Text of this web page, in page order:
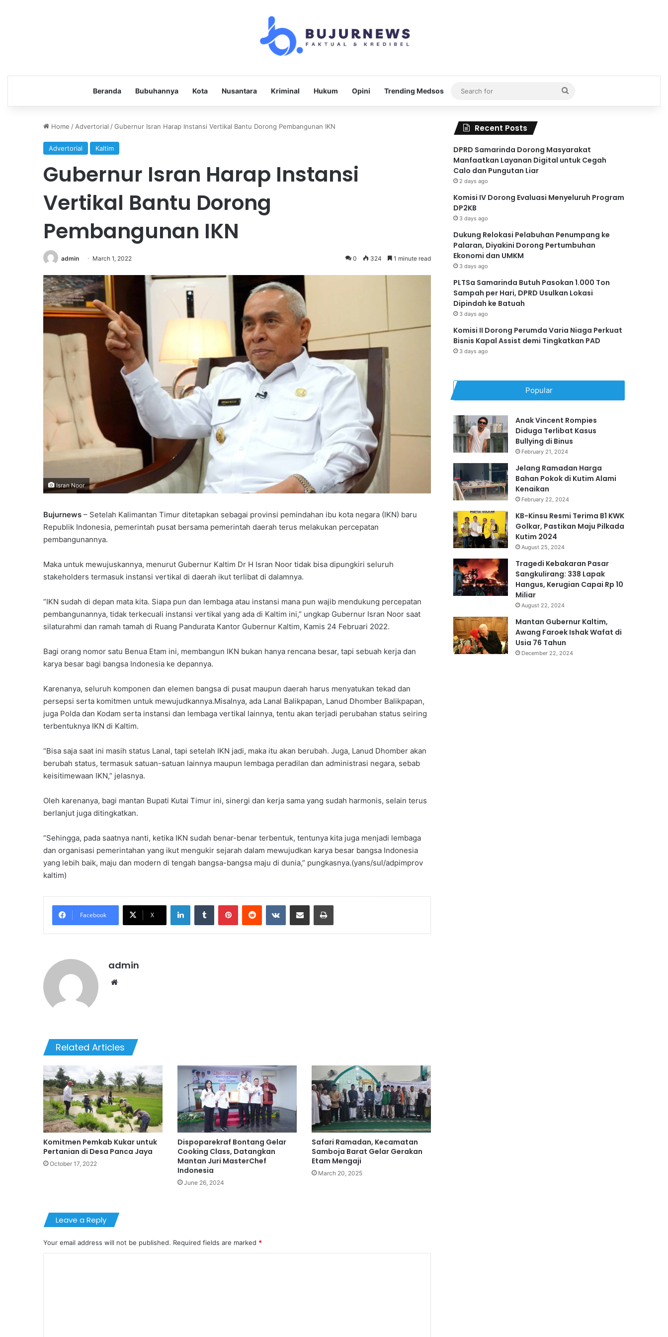
Beranda Bubuhannya Kota Nusantara Kriminal Hukum Opini Trending Medsos
Search
for
Home / Advertorial /Gubernur Isran Harap Instansi Vertikal Bantu Dorong Pembangunan IKN
Advertorial Kaltim
Gubernur Isran Harap Instansi
Vertikal Bantu Dorong
Pembangunan IKN
admin March 1, 2022 0 324 1 minute read
Isran Noor
Bujurnews – Setelah Kalimantan Timur ditetapkan sebagai provinsi pemindahan ibu kota negara (IKN) baru
Republik Indonesia, pemerintah pusat bersama pemerintah daerah terus melakukan percepatan
pembangunannya.
Maka untuk mewujuskannya, menurut Gubernur Kaltim Dr H Isran Noor tidak bisa dipungkiri seluruh
stakeholders termasuk instansi vertikal di daerah ikut terlibat di dalamnya.
“IKN sudah di depan mata kita. Siapa pun dan lembaga atau instansi mana pun wajib mendukung percepatan
pembangunannya, tidak terkecuali instansi vertikal yang ada di Kaltim ini,” ungkap Gubernur Isran Noor saat
silaturahmi dan ramah tamah di Ruang Pandurata Kantor Gubernur Kaltim, Kamis 24 Februari 2022.
Bagi orang nomor satu Benua Etam ini, membangun IKN bukan hanya rencana besar, tapi sebuah kerja dan
karya besar bagi bangsa Indonesia ke depannya.
Karenanya, seluruh komponen dan elemen bangsa di pusat maupun daerah harus menyatukan tekad dan
persepsi serta komitmen untuk mewujudkannya.Misalnya, ada Lanal Balikpapan, Lanud Dhomber Balikpapan,
juga Polda dan Kodam serta instansi dan lembaga vertikal lainnya, tentu akan terjadi perubahan status seiring
terbentuknya IKN di Kaltim.
“Bisa saja saat ini masih status Lanal, tapi setelah IKN jadi, maka itu akan berubah. Juga, Lanud Dhomber akan
berubah status, termasuk satuan-satuan lainnya maupun lembaga peradilan dan administrasi negara, sebab
keisitimewaan IKN,” jelasnya.
Oleh karenanya, bagi mantan Bupati Kutai Timur ini, sinergi dan kerja sama yang sudah harmonis, selain terus
berlanjut juga ditingkatkan.
“Sehingga, pada saatnya nanti, ketika IKN sudah benar-benar terbentuk, tentunya kita juga menjadi lembaga
dan organisasi pemerintahan yang ikut mengukir sejarah dalam mewujudkan karya besar bangsa Indonesia
yang lebih baik, maju dan modern di tengah bangsa-bangsa maju di dunia,” pungkasnya.(yans/sul/adpimprov
kaltim)
Facebook X
LinkedInTumblr PinterestReddit VKontakteShare via Email Print
admin
Related Articles
Komitmen Pemkab Kukar untuk
Pertanian di Desa Panca Jaya
October 17, 2022
Dispoparekraf Bontang Gelar
Cooking Class, Datangkan
Mantan Juri MasterChef
Indonesia
June 26, 2024
Safari Ramadan, Kecamatan
Samboja Barat Gelar Gerakan
Etam Mengaji
March 20, 2025
Leave a Reply
Your email address will not be published. Required fields are marked *
Recent Posts
DPRD Samarinda Dorong Masyarakat
Manfaatkan Layanan Digital untuk Cegah
Calo dan Pungutan Liar
2 days ago
Komisi IV Dorong Evaluasi Menyeluruh Program
DP2KB
3 days ago
Dukung Relokasi Pelabuhan Penumpang ke
Palaran, Diyakini Dorong Pertumbuhan
Ekonomi dan UMKM
3 days ago
PLTSa Samarinda Butuh Pasokan 1.000 Ton
Sampah per Hari, DPRD Usulkan Lokasi
Dipindah ke Batuah
3 days ago
Komisi II Dorong Perumda Varia Niaga Perkuat
Bisnis Kapal Assist demi Tingkatkan PAD
3 days ago
Popular
Anak Vincent Rompies
Diduga Terlibat Kasus
Bullying di Binus
February 21, 2024
Jelang Ramadan Harga
Bahan Pokok di Kutim Alami
Kenaikan
February 22, 2024
KB-Kinsu Resmi Terima B1 KWK
Golkar, Pastikan Maju Pilkada
Kutim 2024
August 25, 2024
Tragedi Kebakaran Pasar
Sangkulirang: 338 Lapak
Hangus, Kerugian Capai Rp 10
Miliar
August 22, 2024
Mantan Gubernur Kaltim,
Awang Faroek Ishak Wafat di
Usia 76 Tahun
December 22, 2024